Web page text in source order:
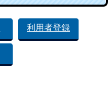
利用者登録